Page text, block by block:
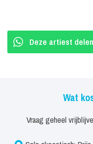
van de gasten af te wassen.
Het roer
in eigen hand, inclusief de
Hij belt concertzalen, waar
Deze artiest
Wat
Vraag geheel